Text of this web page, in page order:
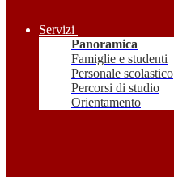
Servizi
Panoramica
Famiglie e studenti
Personale scolastico
Percorsi di studio
Orientamento